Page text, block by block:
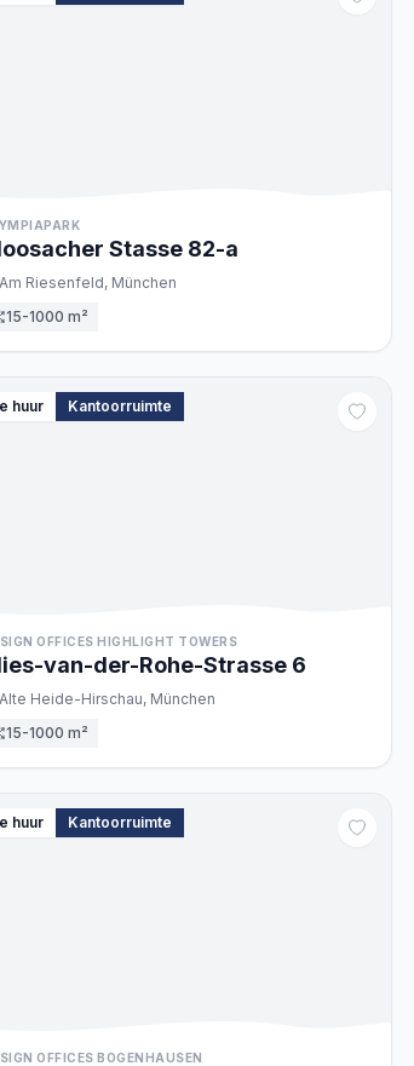
Stasse 82-a
Am Riesenfeld, München
15-1000 m²
huur Kantoorruimte
OFFICES HIGHLIGHT TOWERS
van-der-Rohe-Strasse 6
Alte Heide-Hirschau, München
15-1000 m²
huur Kantoorruimte
OFFICES BOGENHAUSEN